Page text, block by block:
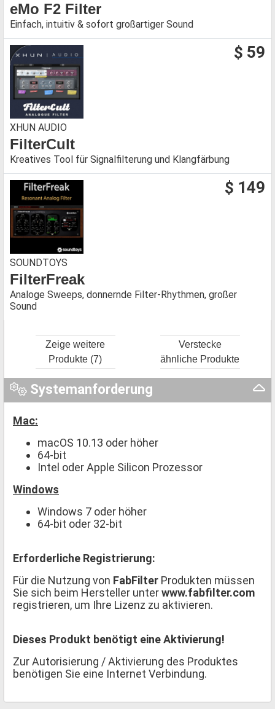
eMo F2 Filter
Einfach, intuitiv & sofort großartiger Sound
$ 59
XHUN AUDIO
FilterCult
Kreatives Tool für Signalfilterung und Klangfärbung
$ 149
SOUNDTOYS
FilterFreak
Analoge Sweeps, donnernde Filter-Rhythmen, großer
Sound
Zeige weitere
Produkte (7)
Verstecke
ähnliche Produkte
Systemanforderung
Mac:
macOS 10.13 oder höher
64-bit
Intel oder Apple Silicon Prozessor
Windows
Windows 7 oder höher
64-bit oder 32-bit
Erforderliche Registrierung:
Für die Nutzung von FabFilter Produkten müssen
Sie sich beim Hersteller unterwww.fabfilter.com
registrieren, um Ihre Lizenz zu aktivieren.
Dieses Produkt benötigt eine Aktivierung!
Zur Autorisierung / Aktivierung des Produktes
benötigen Sie eine Internet Verbindung.